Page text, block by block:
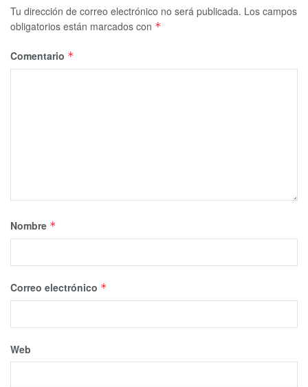
Tu dirección de correo electrónico no será publicada. Los campos
obligatorios están marcados con *
Comentario *
Nombre *
Correo electrónico *
Web